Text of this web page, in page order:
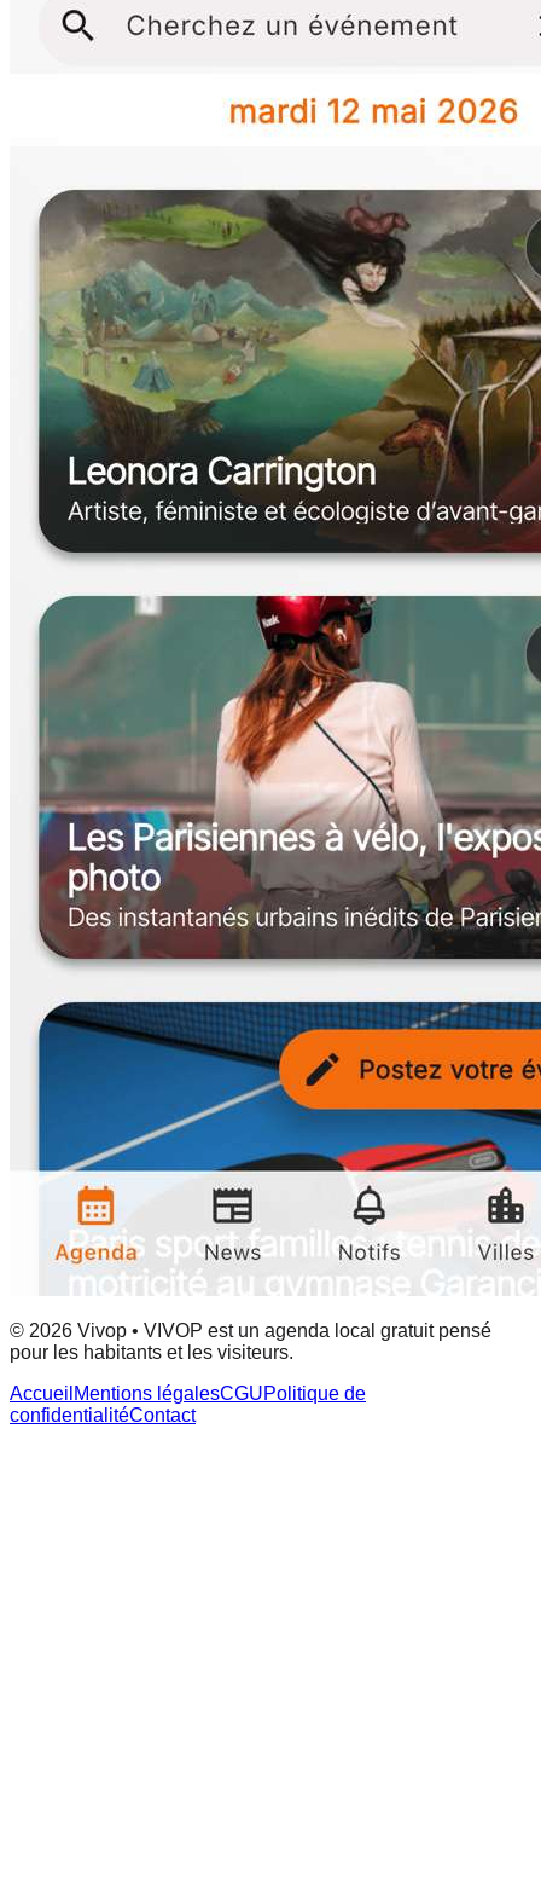
© 2026 Vivop • VIVOP est un agenda local gratuit pensé
pour les habitants et les visiteurs.
Accueil Mentions légalesCGUPolitique de
confidentialitéContact